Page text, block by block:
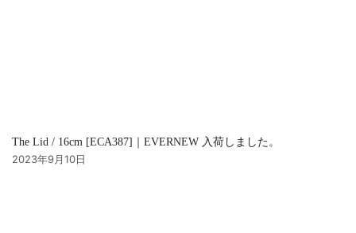
The Lid / 16cm [ECA387]｜EVERNEW 入荷しました。
2023年9月10日